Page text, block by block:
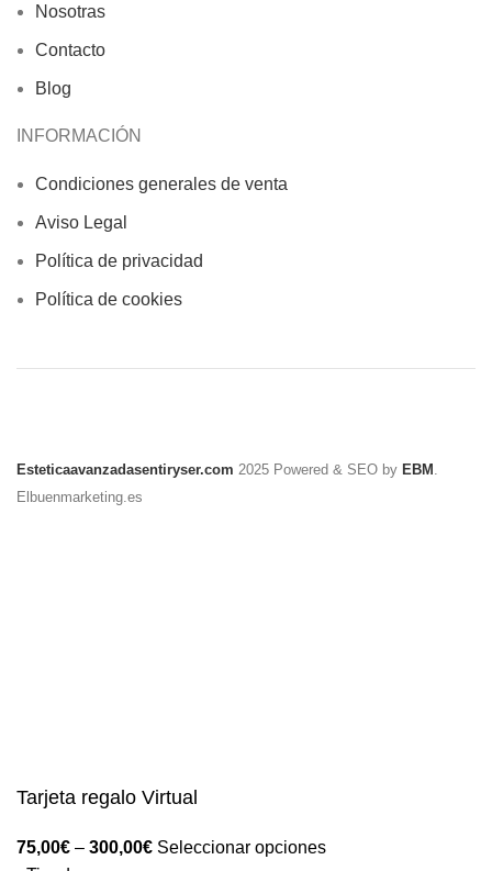
Nosotras
Contacto
Blog
INFORMACIÓN
Condiciones generales de venta
Aviso Legal
Política de privacidad
Política de cookies
Esteticaavanzadasentiryser.com 2025 Powered & SEO by EBM
Elbuenmarketing.es
Tarjeta regalo Virtual
75,00€ – 300,00€ Seleccionar opciones